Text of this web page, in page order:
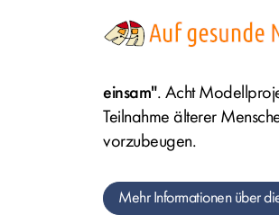
Bild
einsam". Acht
Teilnahme älterer
vorzubeugen.
Mehr Informationen über